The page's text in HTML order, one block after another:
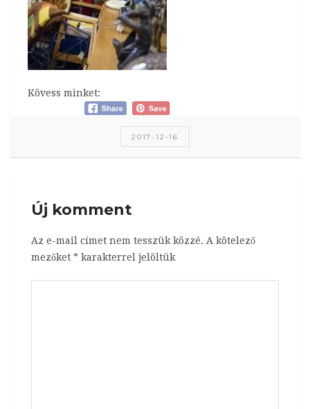
Kövess minket:
2017-12-16
Új komment
Az e-mail címet nem tesszük közzé. A kötelező
mezőket * karakterrel jelöltük